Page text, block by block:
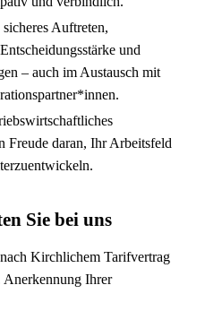
Auftreten,
und
– auch im Austausch mit
Freude daran, Ihr Arbeitsfeld
Sie bei uns
Kirchlichem Tarifvertrag
Ihrer